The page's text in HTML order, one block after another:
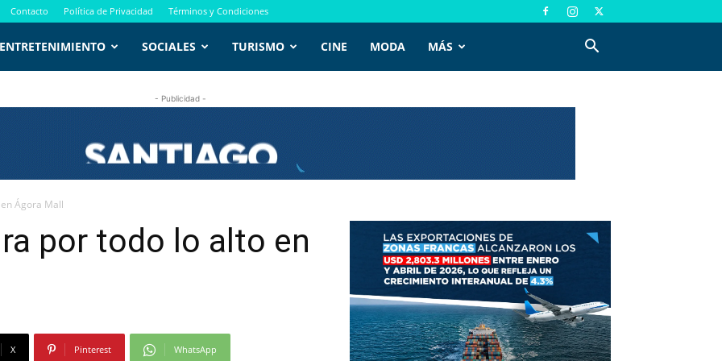
Contacto Política de Privacidad Términos y Condiciones
ENTRETENIMIENTO SOCIALES TURISMO CINE MODA MÁS
- Publicidad -
Ágora Mall
por todo lo alto en
X Pinterest WhatsApp